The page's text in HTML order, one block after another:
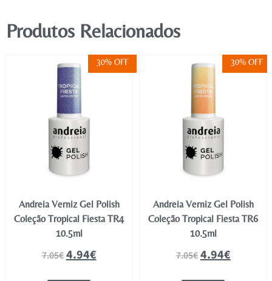
Produtos Relacionados
30% OFF
Andreia Verniz Gel Polish
Coleção Tropical Fiesta TR4
10.5ml
7.05€4.94€
30% OFF
Andreia Verniz Gel Polish
Coleção Tropical Fiesta TR6
10.5ml
7.05€4.94€